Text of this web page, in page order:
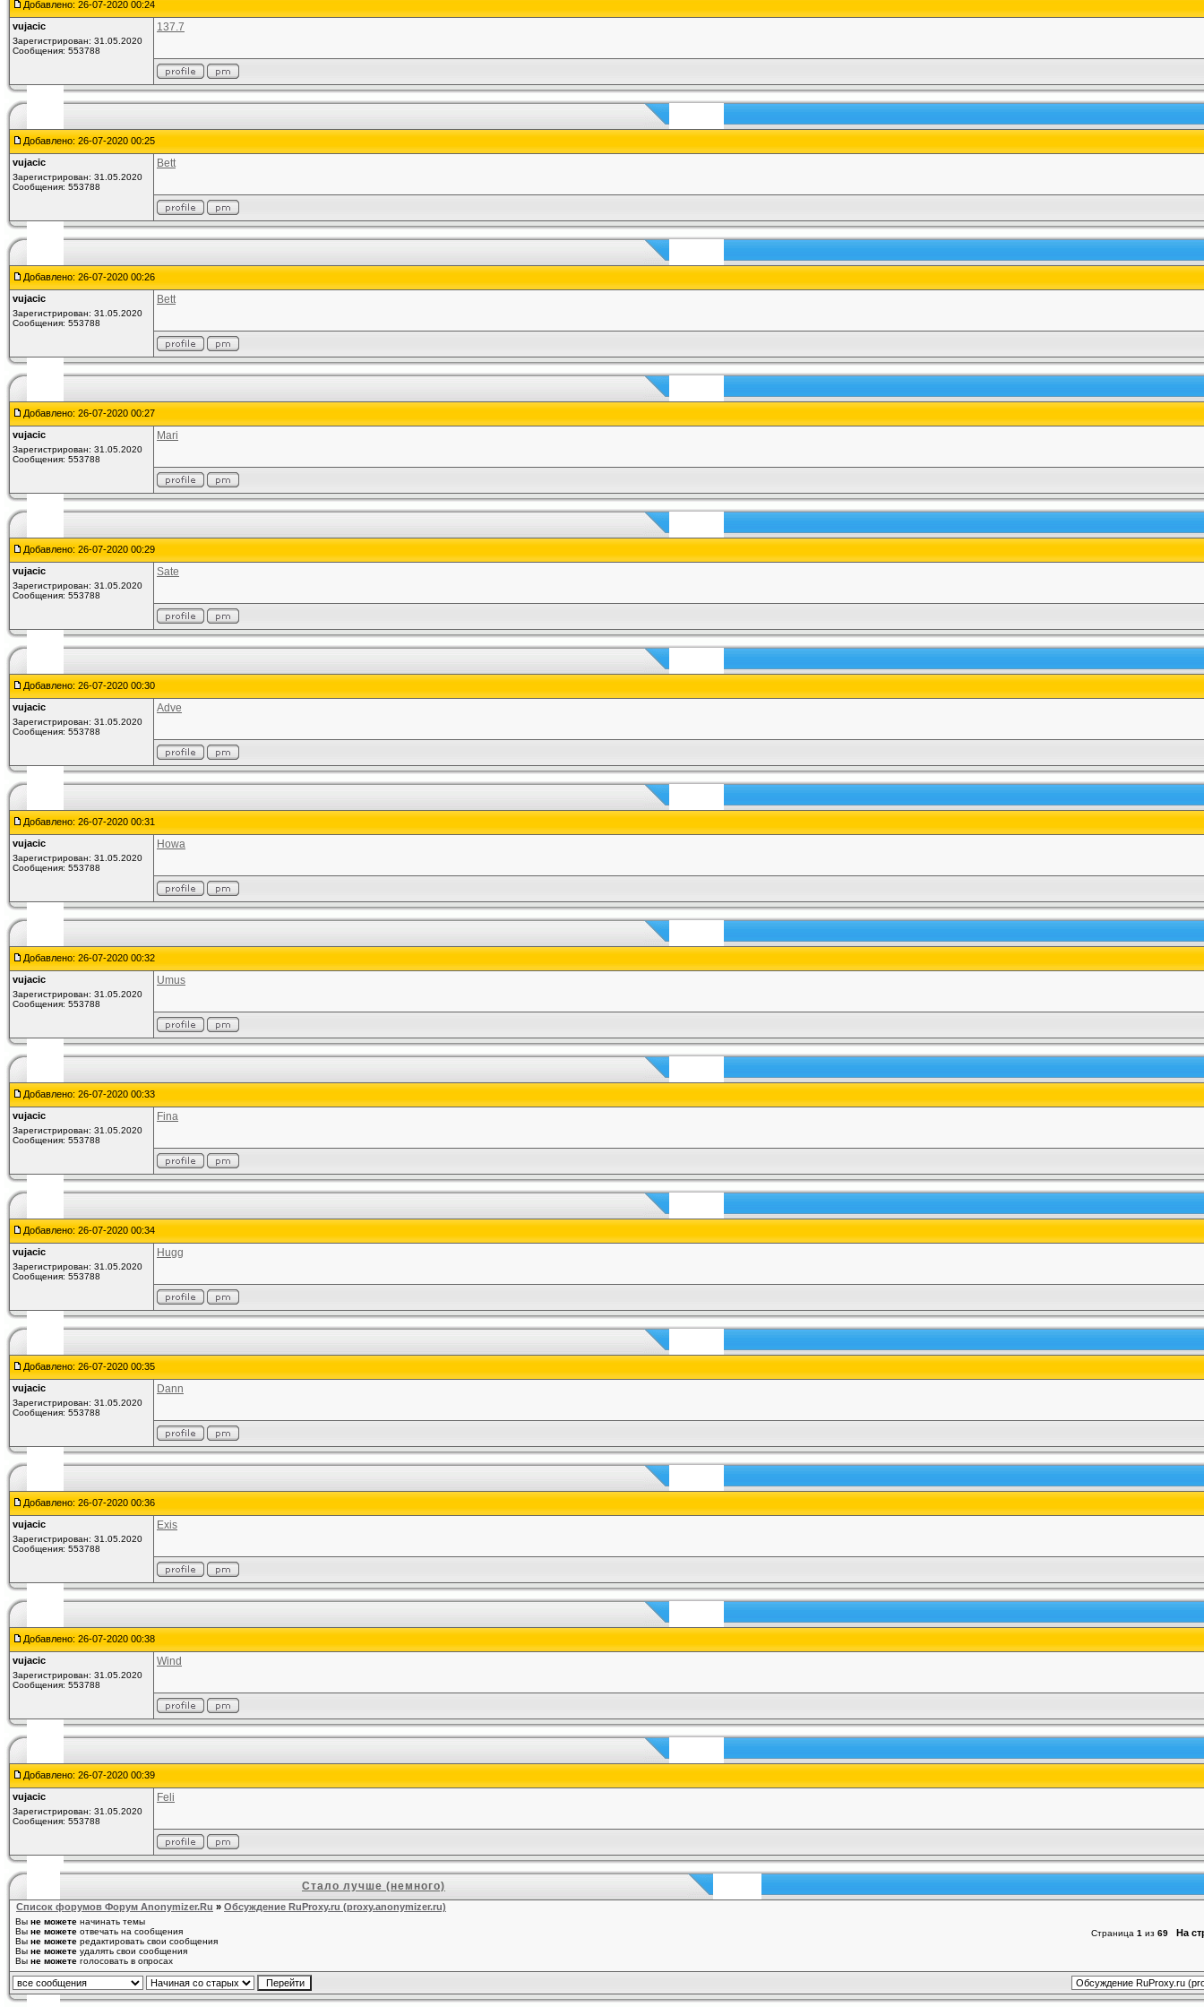
Добавлено: 26-07-2020 00:24
vujacic
Зарегистрирован: 31.05.2020
Сообщения: 553788
137.7
Добавлено: 26-07-2020 00:25
vujacic
Зарегистрирован: 31.05.2020
Сообщения: 553788
Bett
Добавлено: 26-07-2020 00:26
vujacic
Зарегистрирован: 31.05.2020
Сообщения: 553788
Bett
Добавлено: 26-07-2020 00:27
vujacic
Зарегистрирован: 31.05.2020
Сообщения: 553788
Mari
Добавлено: 26-07-2020 00:29
vujacic
Зарегистрирован: 31.05.2020
Сообщения: 553788
Sate
Добавлено: 26-07-2020 00:30
vujacic
Зарегистрирован: 31.05.2020
Сообщения: 553788
Adve
Добавлено: 26-07-2020 00:31
vujacic
Зарегистрирован: 31.05.2020
Сообщения: 553788
Howa
Добавлено: 26-07-2020 00:32
vujacic
Зарегистрирован: 31.05.2020
Сообщения: 553788
Umus
Добавлено: 26-07-2020 00:33
vujacic
Зарегистрирован: 31.05.2020
Сообщения: 553788
Fina
Добавлено: 26-07-2020 00:34
vujacic
Зарегистрирован: 31.05.2020
Сообщения: 553788
Hugg
Добавлено: 26-07-2020 00:35
vujacic
Зарегистрирован: 31.05.2020
Сообщения: 553788
Dann
Добавлено: 26-07-2020 00:36
vujacic
Зарегистрирован: 31.05.2020
Сообщения: 553788
Exis
Добавлено: 26-07-2020 00:38
vujacic
Зарегистрирован: 31.05.2020
Сообщения: 553788
Wind
Добавлено: 26-07-2020 00:39
vujacic
Зарегистрирован: 31.05.2020
Сообщения: 553788
Feli
Стало лучше (немного)
Список форумов Форум Anonymizer.Ru » Обсуждение RuProxy.ru (proxy.anonymizer.ru)
Вы не можете начинать темы
Вы не можете отвечать на сообщения
Вы не можете редактировать свои сообщения
Вы не можете удалять свои сообщения
Вы не можете голосовать в опросах
Страница 1 из 69 На